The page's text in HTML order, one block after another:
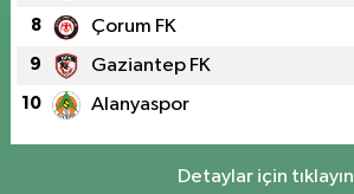
8 Çorum FK
9 Gaziantep FK
10 Alanyaspor
Detaylar için tıklayın